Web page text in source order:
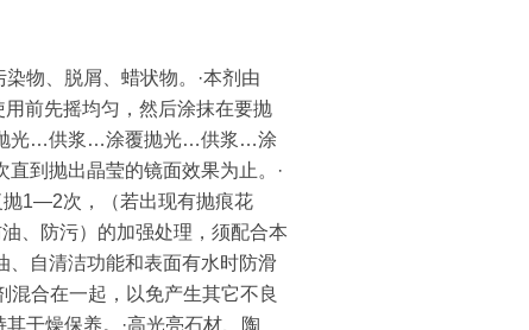
物、脱屑、蜡状物。·本剂由
前先摇均匀，然后涂抹在要抛
抛光…供浆…涂覆抛光…供浆…涂
到抛出晶莹的镜面效果为止。·
1—2次，（若出现有抛痕花
、防污）的加强处理，须配合本
、自清洁功能和表面有水时防滑
混合在一起，以免产生其它不良
干燥保养。·高光亮石材、陶